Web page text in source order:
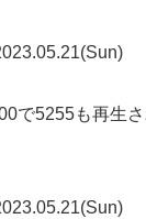
で5255も再生